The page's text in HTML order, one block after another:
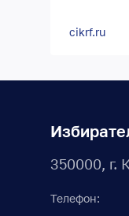
cikrf.ru
350000, г.
Телефон: